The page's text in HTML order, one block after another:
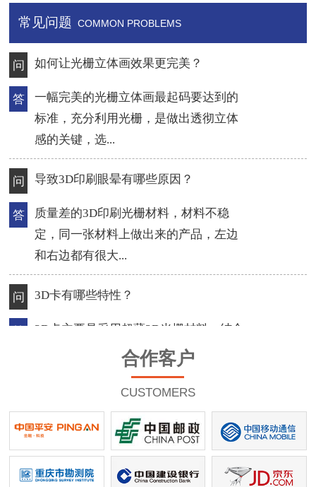
常见问题 COMMON PROBLEMS
问 导致3D印刷眼晕有哪些原因？
答
质量差的3D印刷光栅材料，材料不稳
定，同一张材料上做出来的产品，左边
和右边都有很大...
问 3D卡有哪些特性？
答
3D卡主要是采用超薄3D光栅材料，结合
3D立体印刷技术和PVC卡的热压合成工
艺，制作成的超...
问 如何让光栅立体画效果更完美？
答
一幅完美的光栅立体画最起码要达到的
标准，充分利用光栅，是做出透彻立体
合作客户
CUSTOMERS